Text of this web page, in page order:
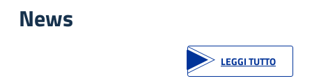
News
LEGGI TUTTO